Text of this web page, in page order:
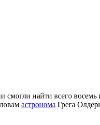
смогли найти всего
астронома Грега